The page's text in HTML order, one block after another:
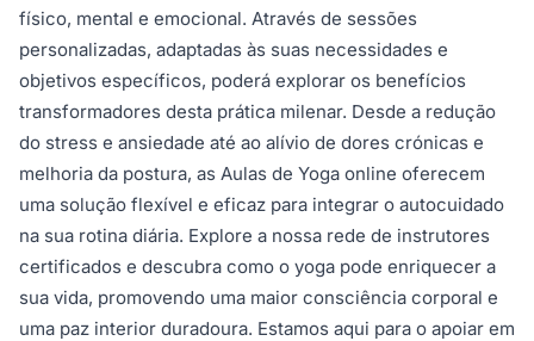
físico, mental e emocional. Através de sessões
personalizadas, adaptadas às suas necessidades e
objetivos específicos, poderá explorar os benefícios
transformadores desta prática milenar. Desde a redução
do stress e ansiedade até ao alívio de dores crónicas e
melhoria da postura, as Aulas de Yoga online oferecem
uma solução flexível e eficaz para integrar o autocuidado
na sua rotina diária. Explore a nossa rede de instrutores
certificados e descubra como o yoga pode enriquecer a
sua vida, promovendo uma maior consciência corporal e
uma paz interior duradoura. Estamos aqui para o apoiar em